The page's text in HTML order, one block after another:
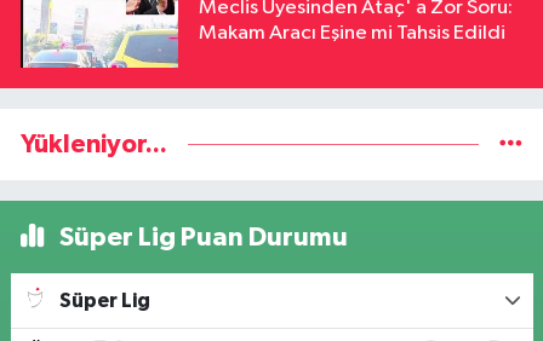
Meclis Üyesinden Ataç' a Zor Soru:
Makam Aracı Eşine mi Tahsis Edildi
Yükleniyor...
Süper Lig Puan Durumu
Süper Lig